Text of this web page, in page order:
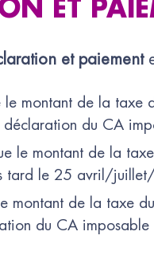
ET
et paiement
le montant de la taxe
du CA
le montant de la
tard le 25 avril/
montant de la taxe
du CA imposable